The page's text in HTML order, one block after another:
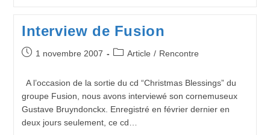
Noël
De
Interview de Fusion
Publication
1 novembre 2007
PostArticle / Rencontre
A l’occasion de la sortie du cd “Christmas Blessings” du
groupe Fusion, nous avons interviewé son cornemuseux
Gustave Bruyndonckx. Enregistré en février dernier en
deux jours seulement, ce cd…